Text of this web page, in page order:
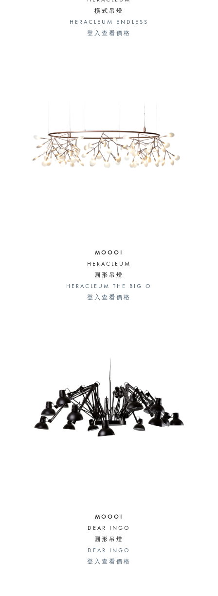
橫式吊燈
HERACLEUM ENDLESS
登入查看價格
MOOOI
HERACLEUM
圓形吊燈
HERACLEUM THE BIG O
登入查看價格
MOOOI
DEAR INGO
圓形吊燈
DEAR INGO
登入查看價格